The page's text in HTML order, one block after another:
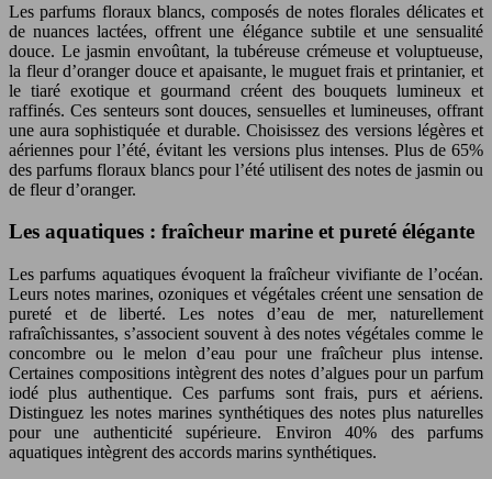
Les parfums floraux blancs, composés de notes florales délicates et
de nuances lactées, offrent une élégance subtile et une sensualité
douce. Le jasmin envoûtant, la tubéreuse crémeuse et voluptueuse,
la fleur d’oranger douce et apaisante, le muguet frais et printanier, et
le tiaré exotique et gourmand créent des bouquets lumineux et
raffinés. Ces senteurs sont douces, sensuelles et lumineuses, offrant
une aura sophistiquée et durable. Choisissez des versions légères et
aériennes pour l’été, évitant les versions plus intenses. Plus de 65%
des parfums floraux blancs pour l’été utilisent des notes de jasmin ou
de fleur d’oranger.
Les aquatiques : fraîcheur marine et pureté élégante
Les parfums aquatiques évoquent la fraîcheur vivifiante de l’océan.
Leurs notes marines, ozoniques et végétales créent une sensation de
pureté et de liberté. Les notes d’eau de mer, naturellement
rafraîchissantes, s’associent souvent à des notes végétales comme le
concombre ou le melon d’eau pour une fraîcheur plus intense.
Certaines compositions intègrent des notes d’algues pour un parfum
iodé plus authentique. Ces parfums sont frais, purs et aériens.
Distinguez les notes marines synthétiques des notes plus naturelles
pour une authenticité supérieure. Environ 40% des parfums
aquatiques intègrent des accords marins synthétiques.